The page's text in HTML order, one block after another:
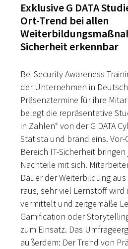
Exklusive G DATA
Ort-Trend bei allen
Sicherheit erkennbar
Bei Security Awareness
der Unternehmen in
Präsenztermine für ihre
belegt die repräsentative
in Zahlen“ von der G DATA
Statista und brand eins.
Bereich IT-Sicherheit
Nachteile mit sich.
Dauer der Weiterbildung
raus, sehr viel Lernstoff wird
vermittelt und zeitgemäße
Gamification oder
zum Einsatz. Das
außerdem: Der Trend von